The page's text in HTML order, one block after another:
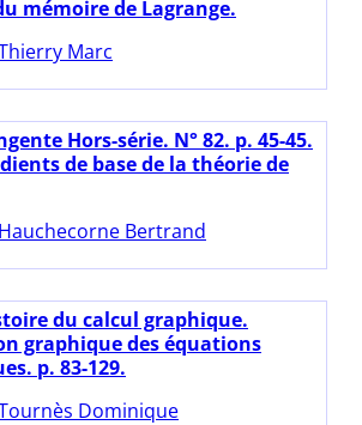
mémoire de Lagrange.
Marc
Hors-série. N° 82. p. 45-45.
de base de la théorie de
Hauchecorne Bertrand
du calcul graphique.
graphique des équations
p. 83-129.
Dominique